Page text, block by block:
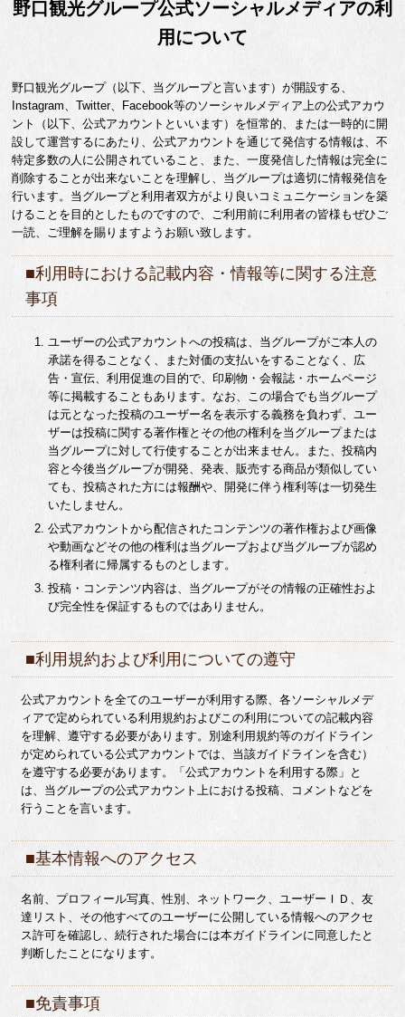
野口観光グループ公式ソーシャルメディアの利
用について
野口観光グループ（以下、当グループと言います）が開設する、
Instagram、Twitter、Facebook等のソーシャルメディア上の公式アカウ
ント（以下、公式アカウントといいます）を恒常的、または一時的に開
設して運営するにあたり、公式アカウントを通じて発信する情報は、不
特定多数の人に公開されていること、また、一度発信した情報は完全に
削除することが出来ないことを理解し、当グループは適切に情報発信を
行います。当グループと利用者双方がより良いコミュニケーションを築
けることを目的としたものですので、ご利用前に利用者の皆様もぜひご
一読、ご理解を賜りますようお願い致します。
■利用時における記載内容・情報等に関する注意
事項
ユーザーの公式アカウントへの投稿は、当グループがご本人の
承諾を得ることなく、また対価の支払いをすることなく、広
告・宣伝、利用促進の目的で、印刷物・会報誌・ホームページ
等に掲載することもあります。なお、この場合でも当グループ
は元となった投稿のユーザー名を表示する義務を負わず、ユー
ザーは投稿に関する著作権とその他の権利を当グループまたは
当グループに対して行使することが出来ません。また、投稿内
容と今後当グループが開発、発表、販売する商品が類似してい
ても、投稿された方には報酬や、開発に伴う権利等は一切発生
いたしません。
公式アカウントから配信されたコンテンツの著作権および画像
や動画などその他の権利は当グループおよび当グループが認め
る権利者に帰属するものとします。
投稿・コンテンツ内容は、当グループがその情報の正確性およ
び完全性を保証するものではありません。
■利用規約および利用についての遵守
公式アカウントを全てのユーザーが利用する際、各ソーシャルメデ
ィアで定められている利用規約およびこの利用についての記載内容
を理解、遵守する必要があります。別途利用規約等のガイドライン
が定められている公式アカウントでは、当該ガイドラインを含む）
を遵守する必要があります。「公式アカウントを利用する際」と
は、当グループの公式アカウント上における投稿、コメントなどを
行うことを言います。
■基本情報へのアクセス
名前、プロフィール写真、性別、ネットワーク、ユーザーＩＤ、友
達リスト、その他すべてのユーザーに公開している情報へのアクセ
ス許可を確認し、続行された場合には本ガイドラインに同意したと
判断したことになります。
■免責事項